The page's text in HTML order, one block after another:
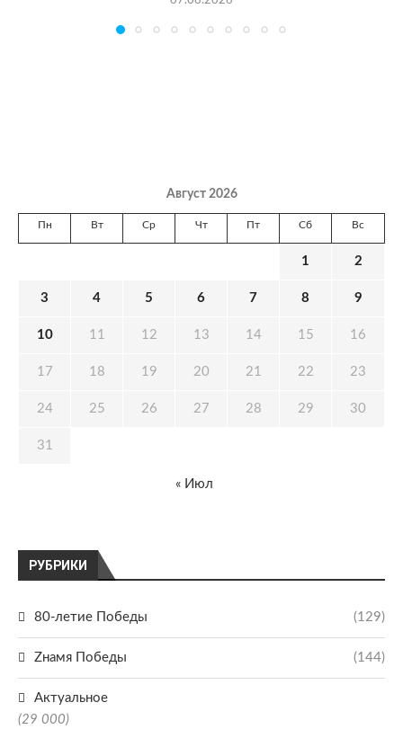
РУБРИКИ
80-летие Победы (129)
Zнамя Победы (144)
Актуальное
(29 000)
Август 2026
Пн Вт Ср Чт Пт Сб Вс
1 2
3 4 5 6 7 8 9
10 11 12 13 14 15 16
17 18 19 20 21 22 23
24 25 26 27 28 29 30
31
« Июл